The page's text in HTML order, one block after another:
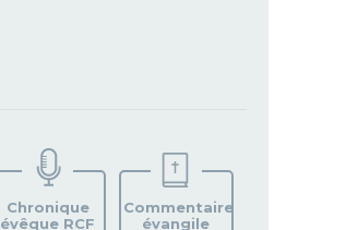
VOTRE
PAROISSE
Chronique
évêque RCF
Commentaire
évangile